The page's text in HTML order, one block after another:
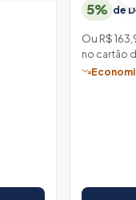
5% de
Ou R$
no cartão